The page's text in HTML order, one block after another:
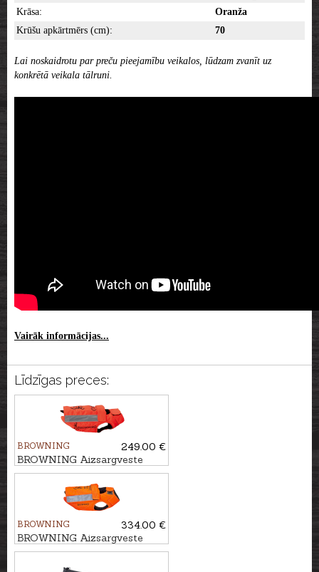
Krāsa:
Oranža
Krūšu apkārtmērs (cm):
70
Lai noskaidrotu par preču pieejamību veikalos, lūdzam zvanīt uz
konkrētā veikala tālruni.
Vairāk informācijas...
Līdzīgas preces:
BROWNING
249.00 €
BROWNING Aizsargveste
sunim HUNTER, 80cm
BROWNING
334.00 €
BROWNING Aizsargveste
sunim PROTECT PRO MAX,